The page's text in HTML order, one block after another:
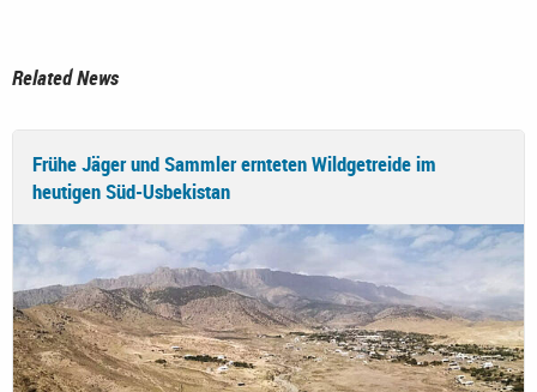
Related News
Frühe Jäger und Sammler ernteten Wildgetreide im
heutigen Süd-Usbekistan